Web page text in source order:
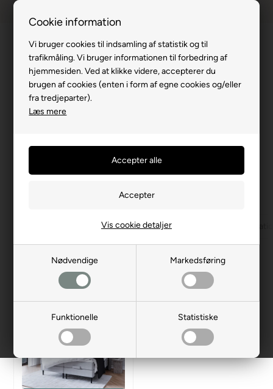
Cookie information
Vi bruger cookies til indsamling af statistik og til
trafikmåling. Vi bruger informationen til forbedring af
hjemmesiden. Ved at klikke videre, accepterer du
brugen af cookies (enten i form af egne cookies og/eller
fra tredjeparter).
Læs mere
Nødvendige Markedsføring
Funktionelle Statistiske
Vis cookie detaljer
Du er her:Senge/Elevationssenge/Elevationsseng 80x200
Elevationsseng 80x200 cm - på tilbud
Køb mindst 2 varer for 499,00 DKK eller mere. |
Elevationsseng 80x200 Elevationsseng 90x200
Filtrer produkter